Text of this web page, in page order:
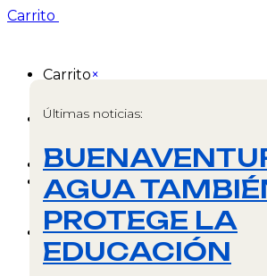
Carrito
Carrito×
No hay productos en el carrito.
Inicio
Donar
Opciones de donación
Donaciones desde Estados
Nosotros
Quiénes somos
Noticias
Últimas noticias:
AGUA
PROTEGE LA
EDUCACIÓN